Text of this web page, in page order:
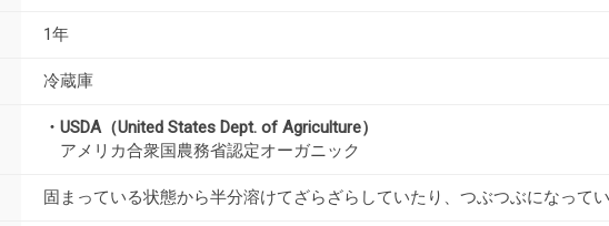
1年
冷蔵庫
・USDA（United States Dept. of Agriculture）
アメリカ合衆国農務省認定オーガニック
固まっている状態から半分溶けてざらざらしていたり、つぶつぶになって